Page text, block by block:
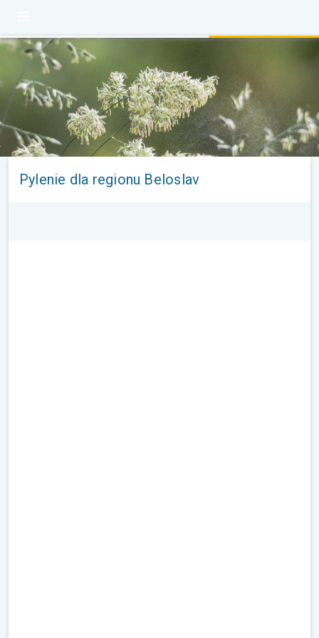
Pylenie dla regionu Beloslav